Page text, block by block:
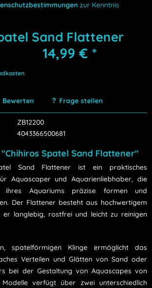
zur Kenntnis
Sand Flattener
14,99 € *
Bewerten Frage stellen
ZB12200
4043366500681
Spatel Sand Flattener"
Sand Flattener ist ein praktisches
Aquascaper und Aquarienliebhaber, die
ihres Aquariums präzise formen und
Der Flattener besteht aus hochwertigem
er langlebig, rostfrei und leicht zu reinigen
spatelförmigen Klinge ermöglicht das
Verteilen und Glätten von Sand oder
bei der Gestaltung von Aquascapes von
verfügt über zwei unterschiedlich